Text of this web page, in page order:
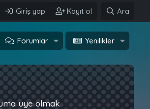
Giriş yap Kayıt ol Ara
Forumlar Yenilikler
üye olmak